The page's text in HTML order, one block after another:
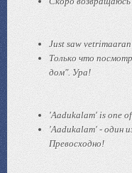
Just saw
Только что
дом". Ура!
'Aadukalam' is one
'Aadukalam' - один
Превосходно!